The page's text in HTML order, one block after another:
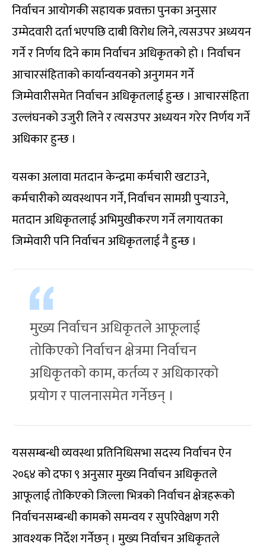
निर्वाचन आयोगकी सहायक प्रवक्ता पुनका अनुसार
उम्मेदवारी दर्ता भएपछि दाबी विरोध लिने, त्यसउपर अध्ययन
गर्ने र निर्णय दिने काम निर्वाचन अधिकृतको हो । निर्वाचन
आचारसंहिताको कार्यान्वयनको अनुगमन गर्ने
जिम्मेवारीसमेत निर्वाचन अधिकृतलाई हुन्छ । आचारसंहिता
उल्लंघनको उजुरी लिने र त्यसउपर अध्ययन गरेर निर्णय गर्ने
अधिकार हुन्छ ।
यसका अलावा मतदान केन्द्रमा कर्मचारी खटाउने,
कर्मचारीको व्यवस्थापन गर्ने, निर्वाचन सामग्री पुर्‍याउने,
मतदान अधिकृतलाई अभिमुखीकरण गर्ने लगायतका
जिम्मेवारी पनि निर्वाचन अधिकृतलाई नै हुन्छ ।
मुख्य निर्वाचन अधिकृतले आफूलाई
तोकिएको निर्वाचन क्षेत्रमा निर्वाचन
अधिकृतको काम, कर्तव्य र अधिकारको
प्रयोग र पालनासमेत गर्नेछन् ।
यससम्बन्धी व्यवस्था प्रतिनिधिसभा सदस्य निर्वाचन ऐन
२०६४ को दफा ९ अनुसार मुख्य निर्वाचन अधिकृतले
आफूलाई तोकिएको जिल्ला भित्रको निर्वाचन क्षेत्रहरूको
निर्वाचनसम्बन्धी कामको समन्वय र सुपरिवेक्षण गरी
आवश्यक निर्देश गर्नेछन् । मुख्य निर्वाचन अधिकृतले